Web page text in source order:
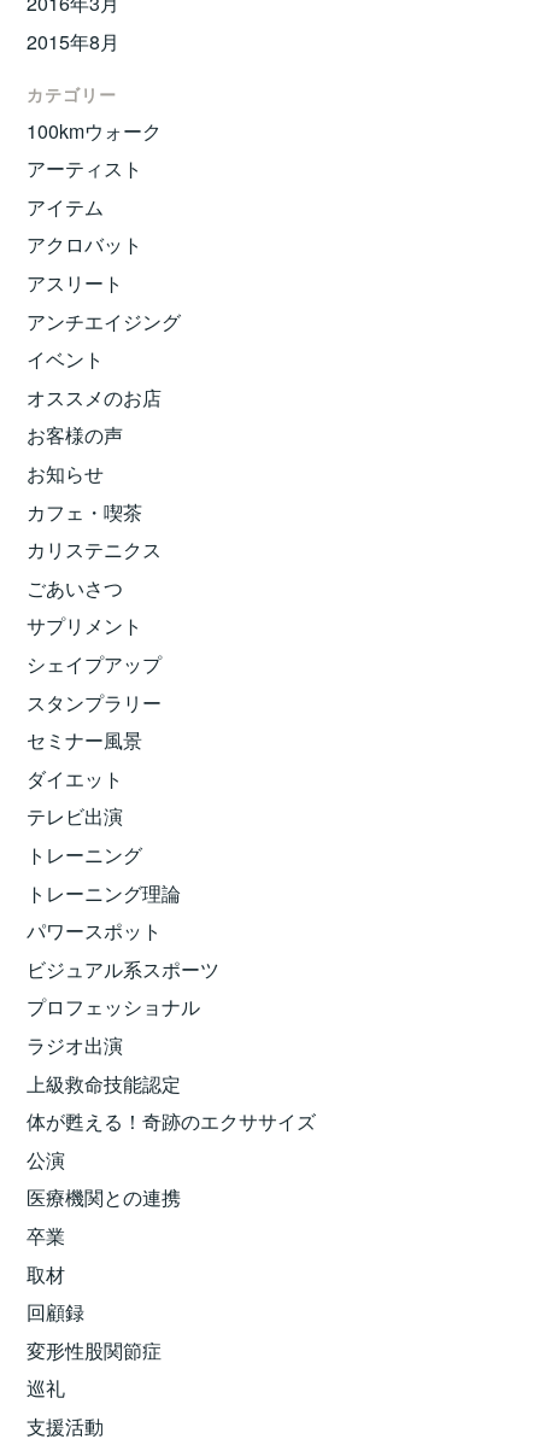
2015年8月
カテゴリー
100kmウォーク
アーティスト
アイテム
アクロバット
アスリート
アンチエイジング
イベント
オススメのお店
お客様の声
お知らせ
カフェ・喫茶
カリステニクス
ごあいさつ
サプリメント
シェイプアップ
スタンプラリー
セミナー風景
ダイエット
テレビ出演
トレーニング
トレーニング理論
パワースポット
ビジュアル系スポーツ
プロフェッショナル
ラジオ出演
上級救命技能認定
体が甦える！奇跡のエクササイズ
公演
医療機関との連携
卒業
取材
回顧録
変形性股関節症
巡礼
支援活動